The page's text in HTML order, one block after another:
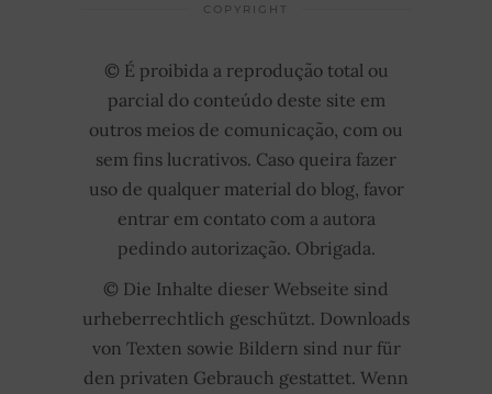
COPYRIGHT
© É proibida a reprodução total ou
parcial do conteúdo deste site em
outros meios de comunicação, com ou
sem fins lucrativos. Caso queira fazer
uso de qualquer material do blog, favor
entrar em contato com a autora
pedindo autorização. Obrigada.
© Die Inhalte dieser Webseite sind
urheberrechtlich geschützt. Downloads
von Texten sowie Bildern sind nur für
den privaten Gebrauch gestattet. Wenn